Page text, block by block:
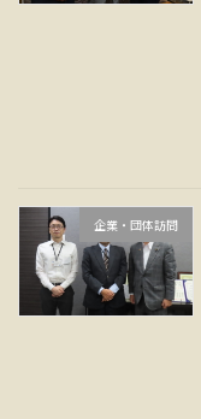
企業・団体訪問